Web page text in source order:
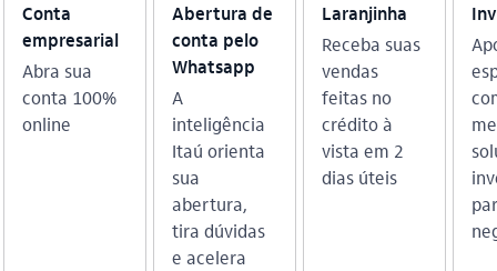
Conta
empresarial
Abra sua
conta 100%
online
Abertura de
conta pelo
Whatsapp
A
inteligência
Itaú orienta
sua
abertura,
tira dúvidas
e acelera
Laranjinha
Receba suas
vendas
feitas no
crédito à
vista em 2
dias úteis